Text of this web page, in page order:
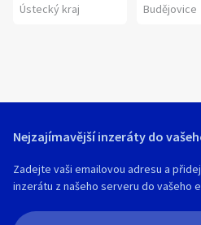
Ústecký kraj
Budějovice
Nejzajímavější inzeráty do
Zadejte vaši emailovou adresu a
inzerátu z našeho serveru do vašeho